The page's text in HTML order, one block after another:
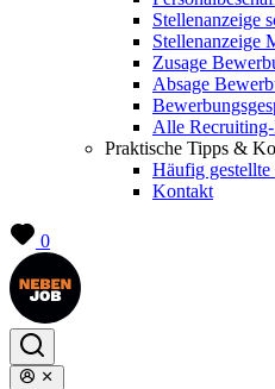
Stellenanzeige
Stellenanzeige
Zusage
Absage
Alle Recruiting-
Praktische Tipps &
Häufig gestellte
Kontakt
0